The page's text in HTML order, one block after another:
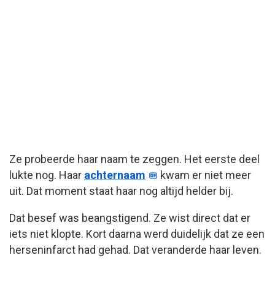
Ze probeerde haar naam te zeggen. Het eerste deel
lukte nog. Haar achternaam
kwam er niet meer
uit. Dat moment staat haar nog altijd helder bij.
Dat besef was beangstigend. Ze wist direct dat er
iets niet klopte. Kort daarna werd duidelijk dat ze een
herseninfarct had gehad. Dat veranderde haar leven.